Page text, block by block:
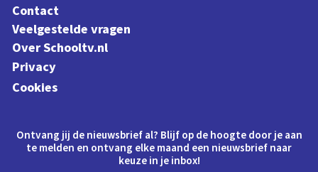
Contact
Veelgestelde vragen
Over Schooltv.nl
Privacy
Cookies
Ontvang jij de nieuwsbrief al? Blijf op de hoogte door je aan
te melden en ontvang elke maand een nieuwsbrief naar
keuze in je inbox!